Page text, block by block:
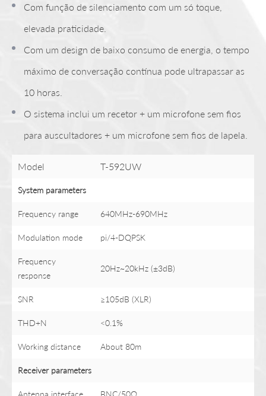
Com função de silenciamento com um só toque,
elevada praticidade.
Com um design de baixo consumo de energia, o tempo
máximo de conversação contínua pode ultrapassar as
10 horas.
O sistema inclui um recetor + um microfone sem fios
para auscultadores + um microfone sem fios de lapela.
Model T-592UW
System parameters
Frequency range 640MHz-690MHz
Modulation mode pi/4-DQPSK
Frequency
response
20Hz~20kHz (±3dB)
SNR ≥105dB (XLR)
THD+N <0.1%
Working distance About 80m
Receiverparameters
Antenna interface BNC/50Ω